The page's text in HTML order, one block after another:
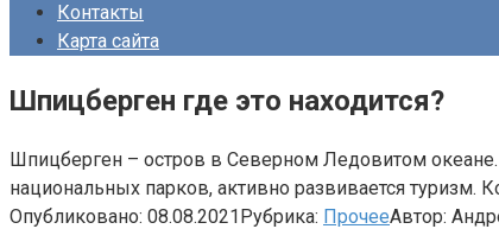
Контакты
Карта сайта
Шпицберген где это находится?
Шпицберген – остров в Северном Ледовитом
национальных парков, активно развивается
Опубликовано: 08.08.2021Рубрика: ПрочееАвтор: